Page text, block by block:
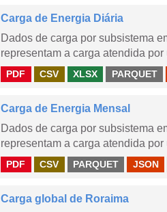
Carga de Energia Diária
Dados de carga por subsistema
representam a carga atendida
PDF CSV XLSX PARQUET
Carga de Energia Mensal
Dados de carga por subsistema
representam a carga atendida
PDF CSV PARQUET JSON
Carga global de Roraima